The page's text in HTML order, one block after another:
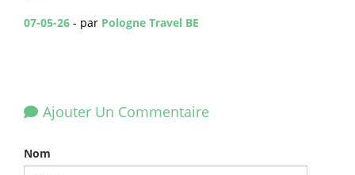
07-05-26 - par Pologne Travel BE
Ajouter Un Commentaire
Nom